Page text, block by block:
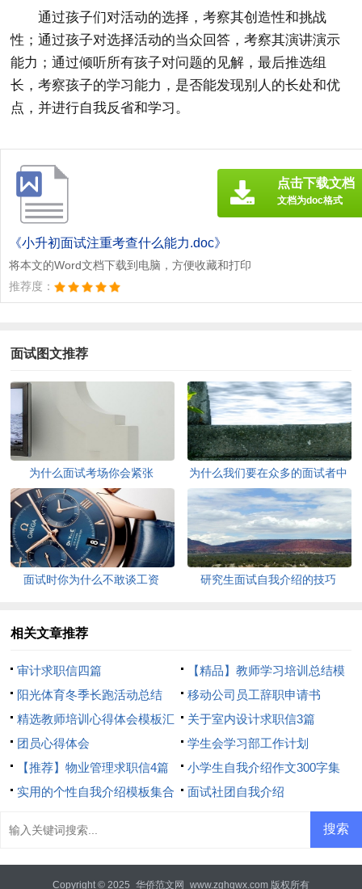
通过孩子们对活动的选择，考察其创造性和挑战
性；通过孩子对选择活动的当众回答，考察其演讲演示
能力；通过倾听所有孩子对问题的见解，最后推选组
长，考察孩子的学习能力，是否能发现别人的长处和优
点，并进行自我反省和学习。
《小升初面试注重考查什么能力.doc》
将本文的Word文档下载到电脑，方便收藏和打印
推荐度：
点击下载文档
文档为doc格式
面试图文推荐
为什么面试考场你会紧张
为什么我们要在众多的面试者中
选择你
面试时你为什么不敢谈工资 研究生面试自我介绍的技巧
相关文章推荐
审计求职信四篇
【精品】教师学习培训总结模
板8篇
阳光体育冬季长跑活动总结
移动公司员工辞职申请书
精选教师培训心得体会模板汇
总8篇
关于室内设计求职信3篇
团员心得体会
学生会学习部工作计划
【推荐】物业管理求职信4篇
小学生自我介绍作文300字集
合7篇
实用的个性自我介绍模板集合
面试社团自我介绍
Copyright © 2025 华侨范文网 www.zghqwx.com 版权所有